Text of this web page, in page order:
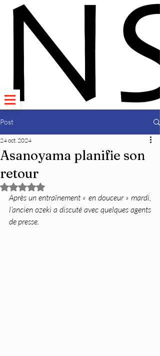
Post
Asanoyama planifie son
retour
24 oct. 2024
Noté NaN étoiles sur 5.
Après un entraînement « en douceur » mardi,
l’ancien ozeki a discuté avec quelques agents
de presse.